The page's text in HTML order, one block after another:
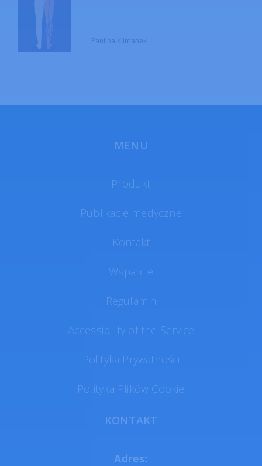
Paulina Klimanek
MENU
Produkt
Publikacje medyczne
Kontakt
Wsparcie
Regulamin
Accessibility of the Service
Polityka Prywatności
Polityka Plików Cookie
KONTAKT
Adres: